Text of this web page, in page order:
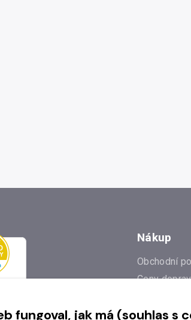
Nákup
Obchodní
Ceny
Prodejna
fungoval, jak má (souhlas s